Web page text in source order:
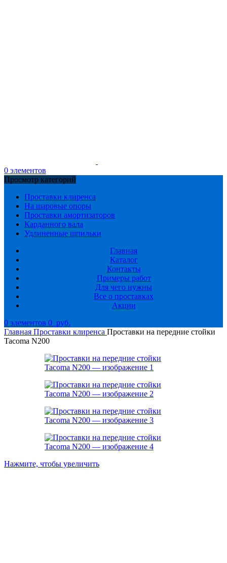
0 элементов
Просмотр категорий
Проставки клиренса
На шаровые опоры
Проставки амортизаторов
Карданного вала
Удлиненные шпильки
Главная
Каталог
Контакты
Примеры работ
Для чего нужны
Все о проставках
Акции
0 элементов 0 руб.
Главная Проставки клиренса Проставки на передние стойки
Tacoma N200
Нажмите, чтобы увеличить